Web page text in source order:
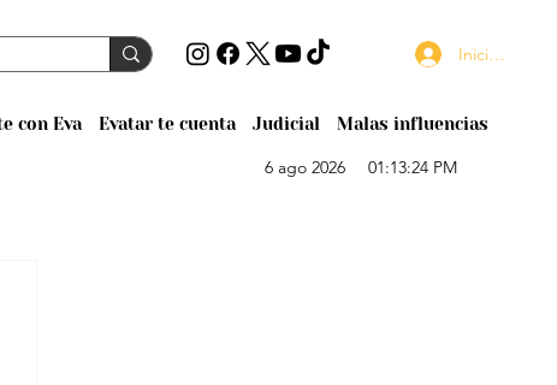
con Eva Evatar te cuenta Judicial Malas influencias
Iniciar sesión
6 ago 2026 01:13:24 PM